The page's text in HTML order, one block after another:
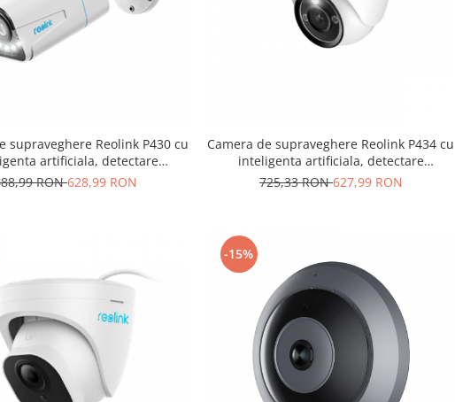
supraveghere Reolink P430 cu
artificiala, detectare
Vehicul, zoom optic 5x,
RON628,99 RON
Camera de supraveghere Reolink P434 cu
inteligenta artificiala, detectare
Persoana/Vehicul, zoom optic 3x,
725,33 RON627,99 RON
-15%